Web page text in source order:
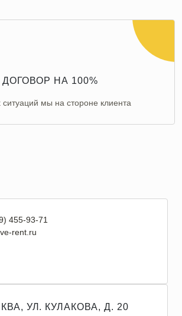
НА 100%
мы на стороне клиента
455-93-71
rent.ru
УЛ. КУЛАКОВА, Д. 20